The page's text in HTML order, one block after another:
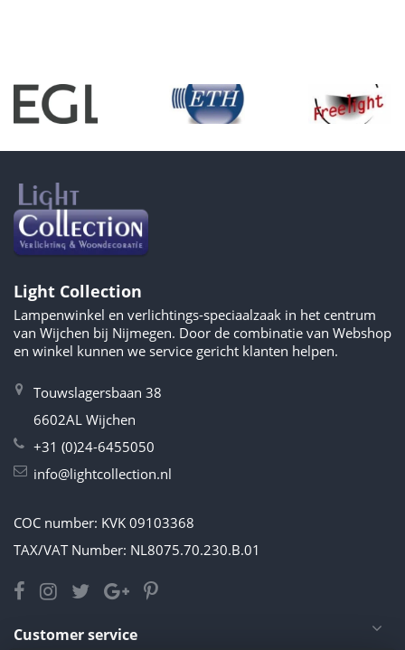
Light Collection
Lampenwinkel en verlichtings-speciaalzaak in het centrum
van Wijchen bij Nijmegen. Door de combinatie van Webshop
en winkel kunnen we service gericht klanten helpen.
Touwslagersbaan 38
6602AL Wijchen
+31 (0)24-6455050
info@lightcollection.nl
COC number: KVK 09103368
TAX/VAT Number: NL8075.70.230.B.01
Customer service